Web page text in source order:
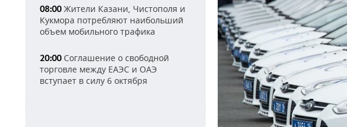
08:00Жители Казани, Чистополя и
Кукмора потребляют наибольший
объем мобильного трафика
20:00Соглашение о свободной
торговле между ЕАЭС и ОАЭ
вступает в силу 6 октября